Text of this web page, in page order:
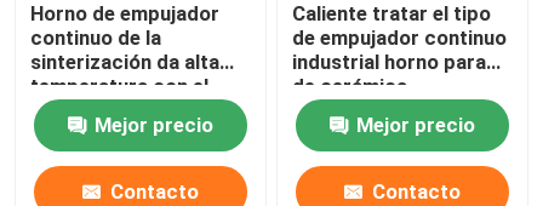
horno de reducción del hidrógeno
horno del vacío
horno del hogar del rodillo
Horno de empujador
continuo de la
sinterización da alta
temperatura con el
carburo de silicio
Roces para las piezas
estructurales de la
circona del alúmina
Mejor precio
Contacto
Caliente tratar el tipo
de empujador continuo
industrial horno para
de cerámica
Mejor precio
Contacto